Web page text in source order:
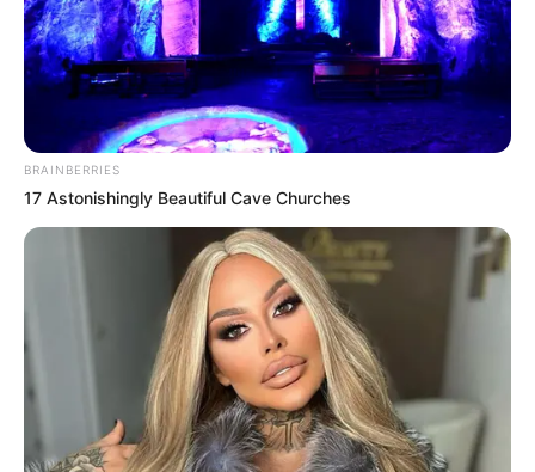
BRAINBERRIES
17 Astonishingly Beautiful Cave Churches